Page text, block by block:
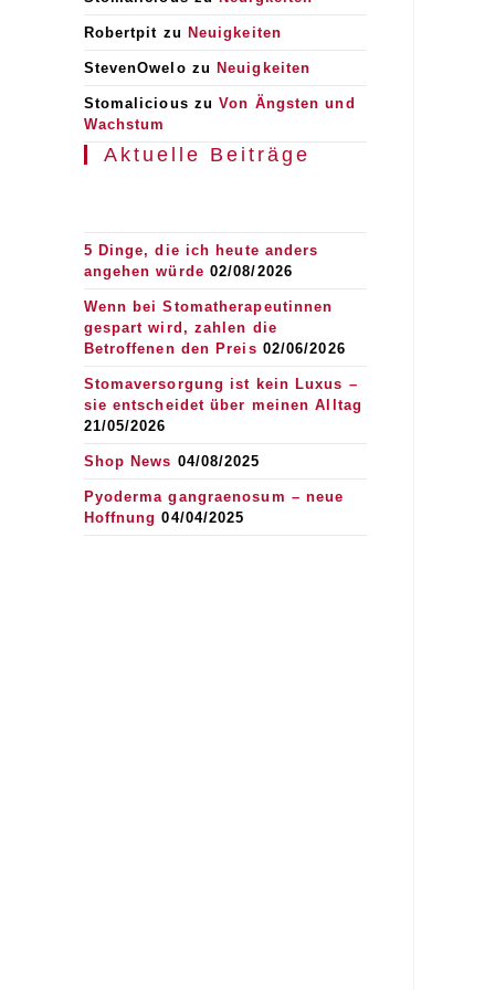
Robertpit zu Neuigkeiten
StevenOwelo zu Neuigkeiten
Stomalicious zuVon Ängsten und
Wachstum
Aktuelle Beiträge
5 Dinge, die ich heute anders
angehen würde 02/08/2026
Wenn bei Stomatherapeutinnen
gespart wird, zahlen die
Betroffenen den Preis 02/06/2026
Stomaversorgung ist kein Luxus –
sie entscheidet über meinen Alltag
21/05/2026
Shop News 04/08/2025
Pyoderma gangraenosum – neue
Hoffnung 04/04/2025